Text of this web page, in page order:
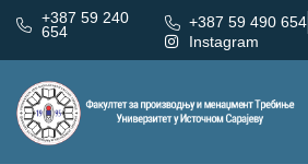
+387 59 240
654
+387 59 490 654
Instagram